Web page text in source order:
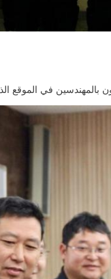
بالمهندسين في